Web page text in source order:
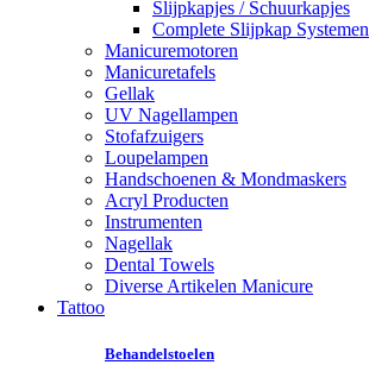
Slijpkapjes / Schuurkapjes
Complete Slijpkap Systemen
Manicuremotoren
Manicuretafels
Gellak
UV Nagellampen
Stofafzuigers
Loupelampen
Handschoenen & Mondmaskers
Acryl Producten
Instrumenten
Nagellak
Dental Towels
Diverse Artikelen Manicure
Tattoo
Behandelstoelen